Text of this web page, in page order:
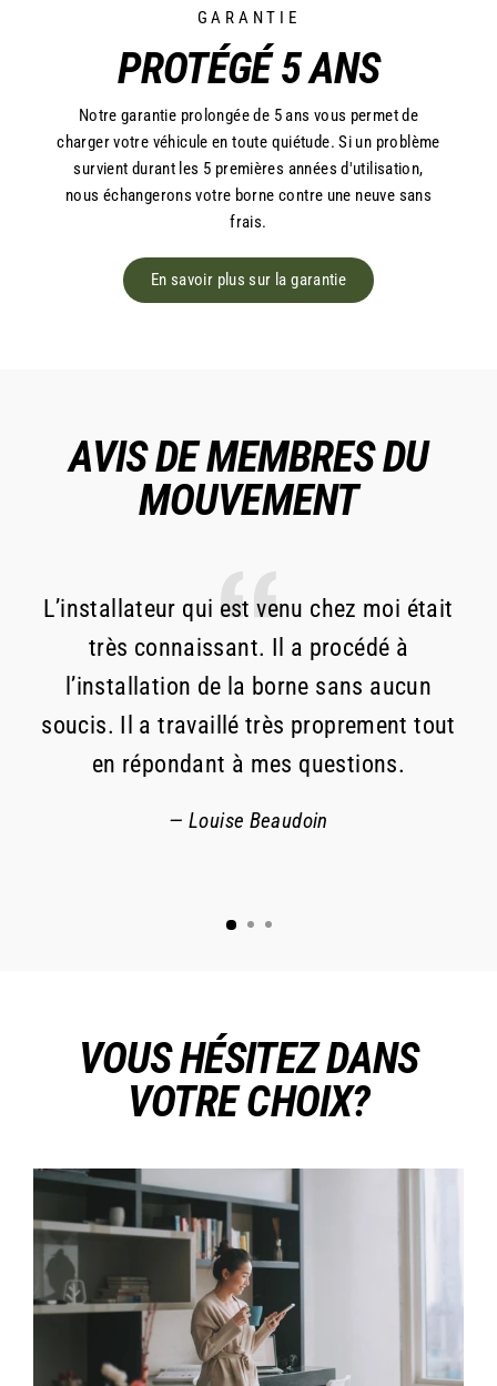
GARANTIE
PROTÉGÉ 5 ANS
Notre garantie prolongée de 5 ans vous permet de
charger votre véhicule en toute quiétude. Si un problème
survient durant les 5 premières années d'utilisation,
nous échangerons votre borne contre une neuve sans
frais.
En savoir plus sur la garantie
AVIS DE MEMBRES DU
MOUVEMENT
L’installateur qui est venu chez moi était
très connaissant. Il a procédé à
l’installation de la borne sans aucun
soucis. Il a travaillé très proprement tout
en répondant à mes questions.
Louise Beaudoin
VOUS HÉSITEZ DANS
VOTRE CHOIX?